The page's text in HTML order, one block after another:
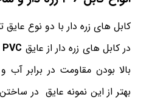
کابل های زره دار با دو نوع
در کابل های زره دار از عایق PVC
بالا بودن مقاومت در برابر
بهتر از این نمونه عایق در